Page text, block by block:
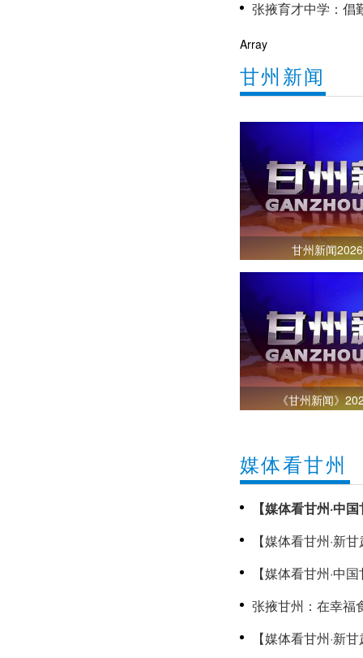
长
Array
甘州新闻
甘州新闻
《甘州新闻》
媒体看甘州
【媒体看甘州·中
趣好时光
【媒体看甘州·新
【媒体看甘州·中
助学金温暖甘州高
张掖甘州：在幸福
【媒体看甘州·新